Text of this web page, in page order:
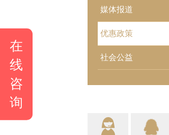
媒体报道
优惠政策
社会公益
在
线
咨
询